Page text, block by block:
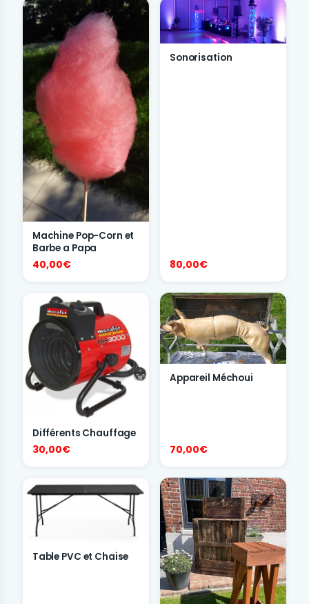
Machine Pop-Corn et
Barbe a Papa
40,00€
Sonorisation
80,00€
Différents Chauffage
30,00€
Appareil Méchoui
70,00€
Table PVC et Chaise